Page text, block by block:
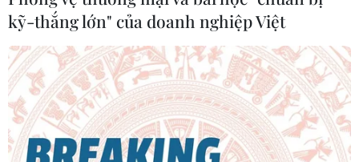
không bị ảnh hưởng.
kỹ-thắng lớn" của doanh nghiệp Việt